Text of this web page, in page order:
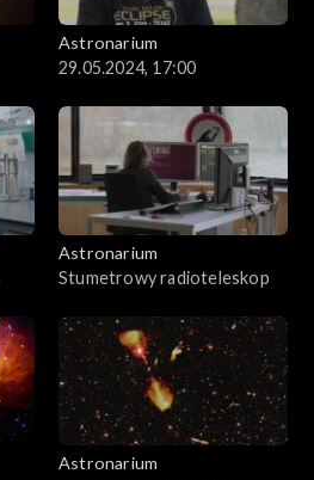
Astronarium
29.05.2024, 17:00
Astronarium
Stumetrowy radioteleskop
Astronarium